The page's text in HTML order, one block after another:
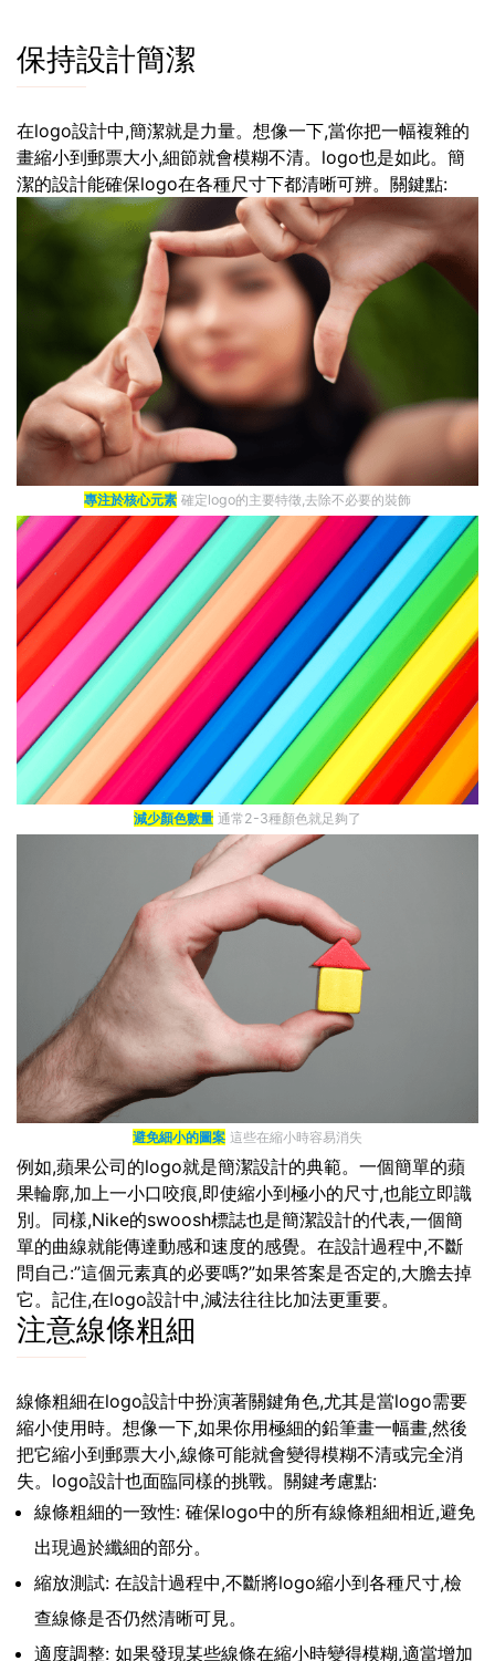
保持設計簡潔
在logo設計中,簡潔就是力量。想像一下,當你把一幅複雜的
畫縮小到郵票大小,細節就會模糊不清。logo也是如此。簡
潔的設計能確保logo在各種尺寸下都清晰可辨。關鍵點:
專注於核心元素 確定logo的主要特徵,去除不必要的裝飾
減少顏色數量 通常2-3種顏色就足夠了
避免細小的圖案 這些在縮小時容易消失
例如,蘋果公司的logo就是簡潔設計的典範。一個簡單的蘋
果輪廓,加上一小口咬痕,即使縮小到極小的尺寸,也能立即識
別。同樣,Nike的swoosh標誌也是簡潔設計的代表,一個簡
單的曲線就能傳達動感和速度的感覺。在設計過程中,不斷
問自己:”這個元素真的必要嗎?”如果答案是否定的,大膽去掉
它。記住,在logo設計中,減法往往比加法更重要。
注意線條粗細
線條粗細在logo設計中扮演著關鍵角色,尤其是當logo需要
縮小使用時。想像一下,如果你用極細的鉛筆畫一幅畫,然後
把它縮小到郵票大小,線條可能就會變得模糊不清或完全消
失。logo設計也面臨同樣的挑戰。關鍵考慮點:
線條粗細的一致性: 確保logo中的所有線條粗細相近,避免
出現過於纖細的部分。
縮放測試: 在設計過程中,不斷將logo縮小到各種尺寸,檢
查線條是否仍然清晰可見。
適度調整: 如果發現某些線條在縮小時變得模糊,適當增加